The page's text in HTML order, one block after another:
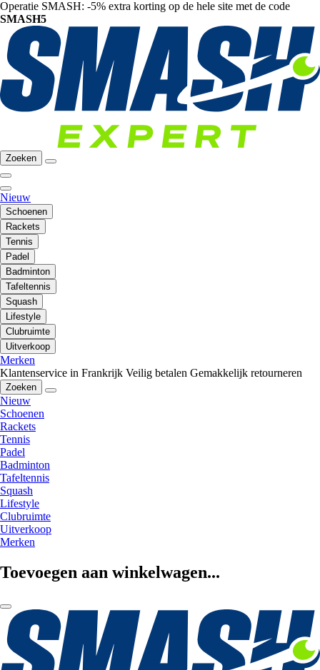
Operatie SMASH: -5% extra korting op de hele site met de code
SMASH5
Zoeken
Nieuw
Schoenen
Rackets
Tennis
Padel
Badminton
Tafeltennis
Squash
Lifestyle
Clubruimte
Uitverkoop
Merken
Klantenservice in Frankrijk Veilig betalen Gemakkelijk retourneren
Zoeken
Nieuw
Schoenen
Rackets
Tennis
Padel
Badminton
Tafeltennis
Squash
Lifestyle
Clubruimte
Uitverkoop
Merken
Toevoegen aan winkelwagen...